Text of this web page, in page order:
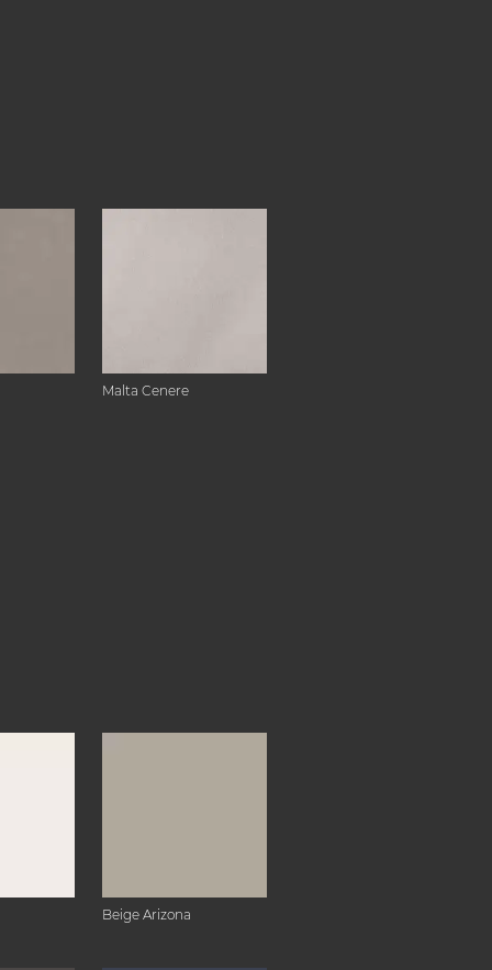
Malta Cenere
Beige Arizona